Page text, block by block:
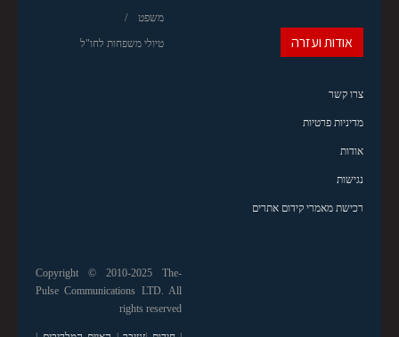
משפט
טיולי משפחות לחו"ל אודות ועזרה
צרו קשר
מדיניות פרטיות
אודות
נגישות
רכישת מאמרי קידום אתרים
Copyright © 2010-2025 The-
Pulse Communications LTD. All
rights reserved